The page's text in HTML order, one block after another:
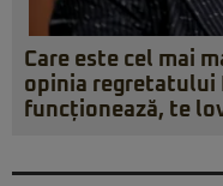
Care este cel mai
opinia regretatului
funcționează, te